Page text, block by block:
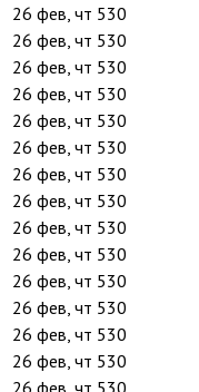
26 фев, чт 530
26 фев, чт 530
26 фев, чт 530
26 фев, чт 530
26 фев, чт 530
26 фев, чт 530
26 фев, чт 530
26 фев, чт 530
26 фев, чт 530
26 фев, чт 530
26 фев, чт 530
26 фев, чт 530
26 фев, чт 530
26 фев, чт 530